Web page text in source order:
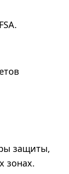
защиты,
зонах.